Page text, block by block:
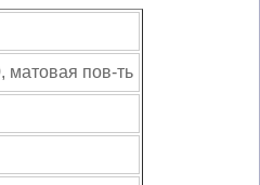
матовая пов-ть